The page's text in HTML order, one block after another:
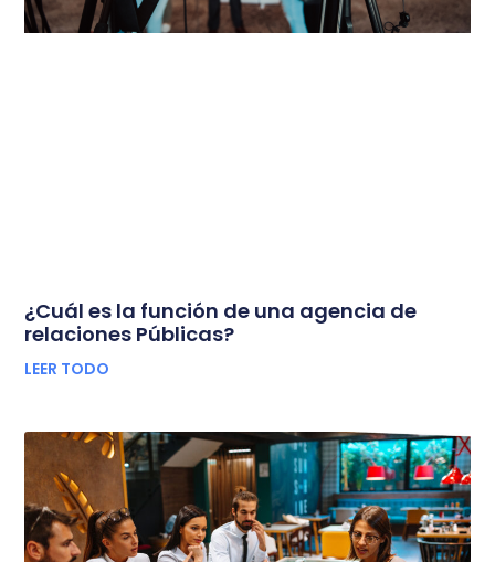
¿Cuál es la función de una agencia de
relaciones Públicas?
LEER TODO